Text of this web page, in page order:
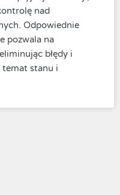
nad
Odpowiednie
pozwala na
błędy i
temat stanu i